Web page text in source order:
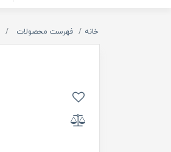
خانه فهرست محصولات